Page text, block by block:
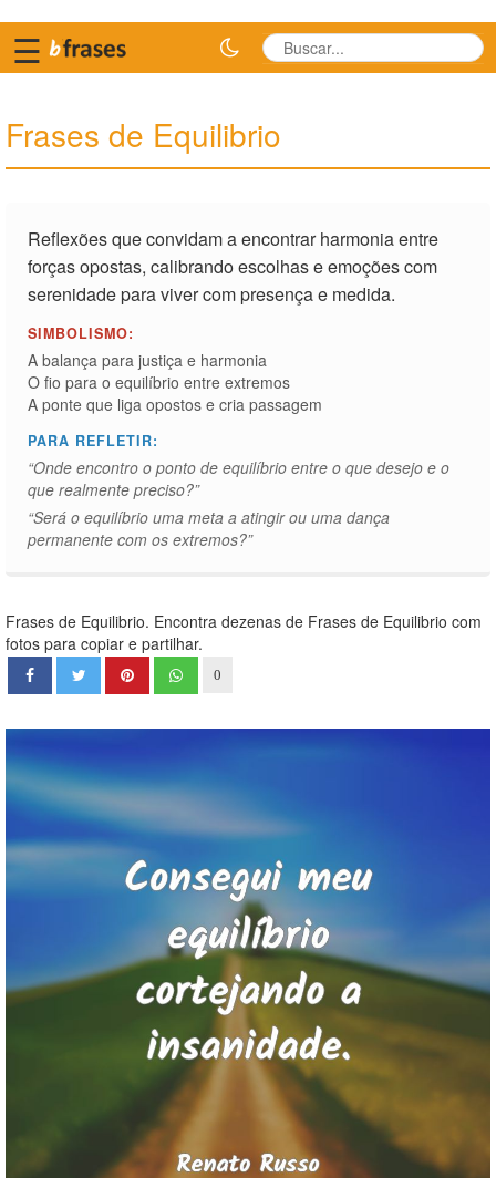
☰
Frases de Equilibrio
Reflexões que convidam a encontrar harmonia entre
forças opostas, calibrando escolhas e emoções com
serenidade para viver com presença e medida.
SIMBOLISMO:
A balança para justiça e harmonia
O fio para o equilíbrio entre extremos
A ponte que liga opostos e cria passagem
PARA REFLETIR:
“Onde encontro o ponto de equilíbrio entre o que desejo e o
que realmente preciso?”
“Será o equilíbrio uma meta a atingir ou uma dança
permanente com os extremos?”
Frases de Equilibrio. Encontra dezenas de Frases de Equilibrio com
fotos para copiar e partilhar.
0